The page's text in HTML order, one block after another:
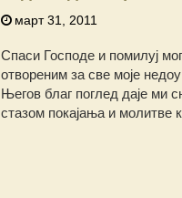
март 31, 2011
Спаси Господе и помилуј
отвореним за све моје
Његов благ поглед даје ми
стазом покајања и молитве